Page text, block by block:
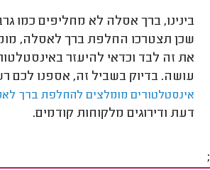
בינינו, ברך אסלה לא מחליפים כמו
שכן תצטרכו החלפת ברך לאסלה,
את זה לבד וכדאי להיעזר
עושה. בדיוק בשביל זה, אספנו לכם
אינסטלטורים מומלצים להחלפת ברך
דעת ודירוגים מלקוחות קודמים.
;